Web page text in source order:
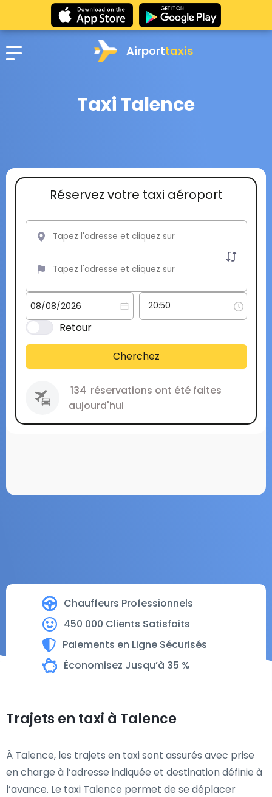
Airporttaxis
Taxi Talence
Chauffeurs Professionnels
450 000 Clients Satisfaits
Paiements en Ligne Sécurisés
Économisez Jusqu’à 35 %
Réservez votre taxi aéroport
Retour
Cherchez
134 réservations ont été faites
aujourd'hui
Trajets en taxi à Talence
À Talence, les trajets en taxi sont assurés avec prise
en charge à l’adresse indiquée et destination définie à
l’avance. Le taxi Talence permet de se déplacer